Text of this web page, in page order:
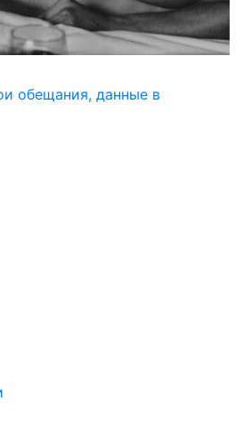
обещания, данные в